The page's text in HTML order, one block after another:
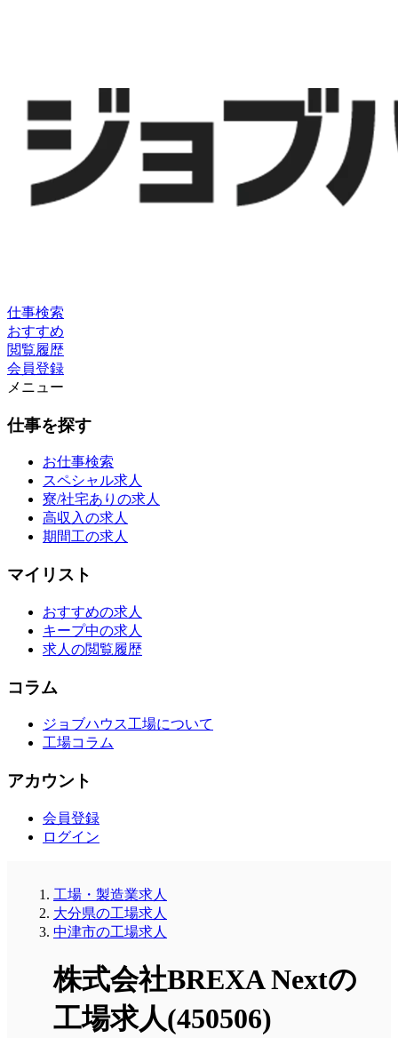
仕事検索
おすすめ
閲覧履歴
会員登録
メニュー
仕事を探す
お仕事検索
スペシャル求人
寮/社宅ありの求人
高収入の求人
期間工の求人
マイリスト
おすすめの求人
キープ中の求人
求人の閲覧履歴
コラム
ジョブハウス工場について
工場コラム
アカウント
会員登録
ログイン
工場・製造業求人
大分県の工場求人
中津市の工場求人
株式会社BREXA Nextの
工場求人(450506)